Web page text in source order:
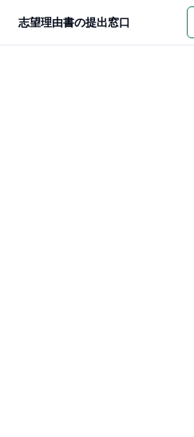
志望理由書の提出窓口